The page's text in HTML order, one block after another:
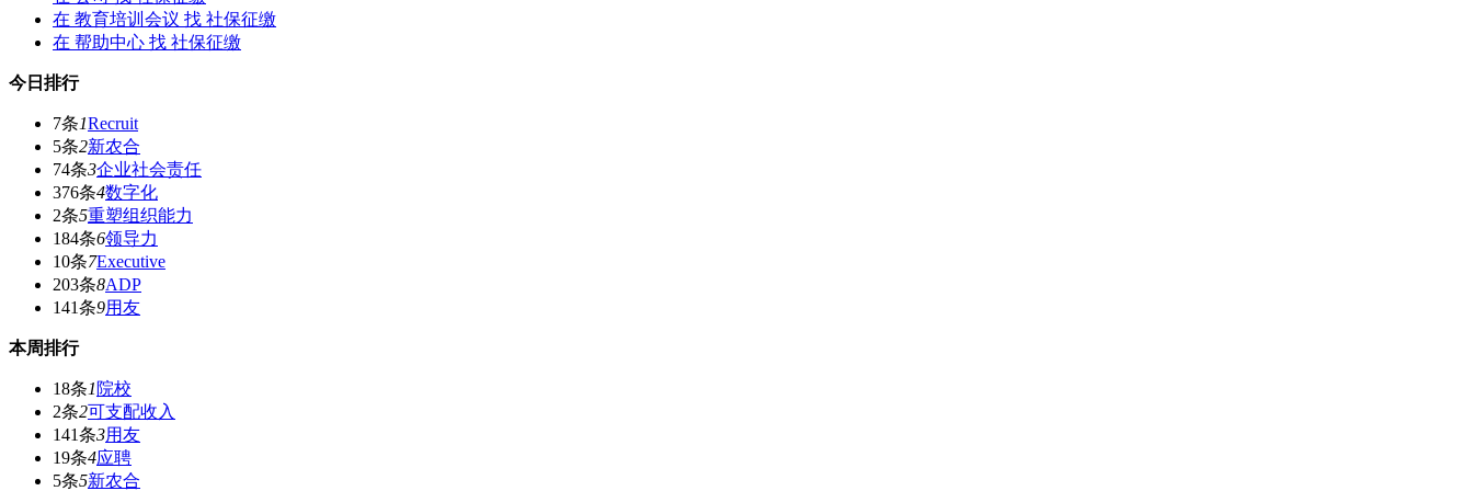
在 教育培训会议 找 社保征缴
在 帮助中心 找 社保征缴
今日排行
7条1Recruit
5条2新农合
74条3企业社会责任
376条4数字化
2条5重塑组织能力
184条6领导力
10条7Executive
203条8ADP
141条9用友
本周排行
18条1 院校
2条2可支配收入
141条3用友
19条4应聘
5条5新农合